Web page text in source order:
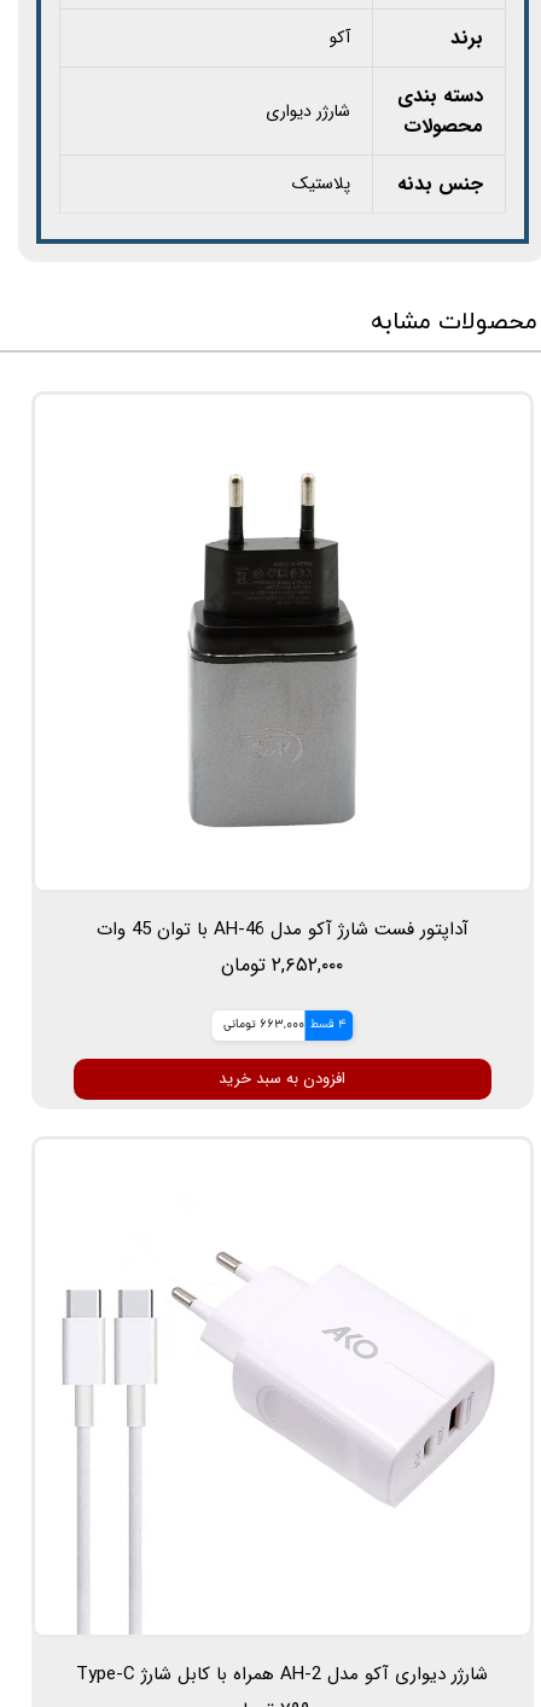
برند آکو
دسته بندی
محصولات
شارژر دیواری
جنس بدنه پلاستیک
محصولات مشابه
آداپتور فست شارژ آکو مدل AH-46 با توان 45 وات
۲,۶۵۲,۰۰۰ تومان
4 قسط 663,000 تومانی
افزودن به سبد خرید
شارژر دیواری آکو مدل AH-2 همراه با کابل شارژ Type-C